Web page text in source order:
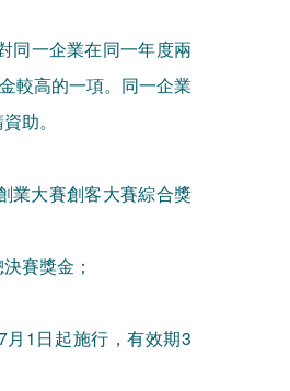
同一企業在同一年度兩
較高的一項。同一企業
助。
業大賽創客大賽綜合獎
賽獎金；
月1日起施行，有效期3